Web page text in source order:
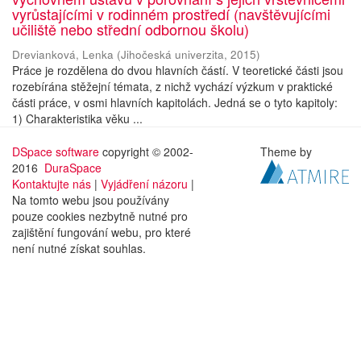
vyrůstajícími v rodinném prostředí (navštěvujícími
učiliště nebo střední odbornou školu)
Drevianková, Lenka (Jihočeská univerzita, 2015)
Práce je rozdělena do dvou hlavních částí. V teoretické části jsou
rozebírána stěžejní témata, z nichž vychází výzkum v praktické
části práce, v osmi hlavních kapitolách. Jedná se o tyto kapitoly:
1) Charakteristika věku ...
DSpace software copyright © 2002-
2016 DuraSpace
Kontaktujte nás | Vyjádření názoru |
Na tomto webu jsou používány
pouze cookies nezbytně nutné pro
zajištění fungování webu, pro které
není nutné získat souhlas.
Theme by